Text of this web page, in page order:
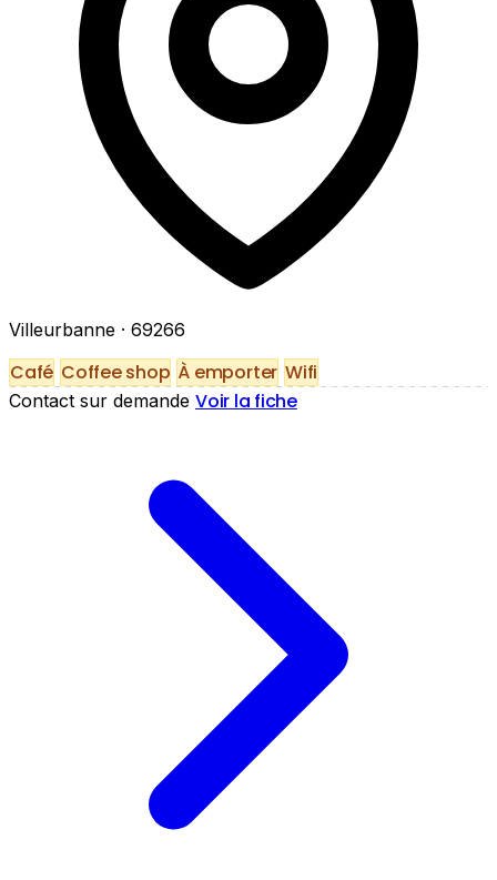
Villeurbanne · 69266
Café Coffee shop À emporter Wifi
Contact sur demande Voir la fiche